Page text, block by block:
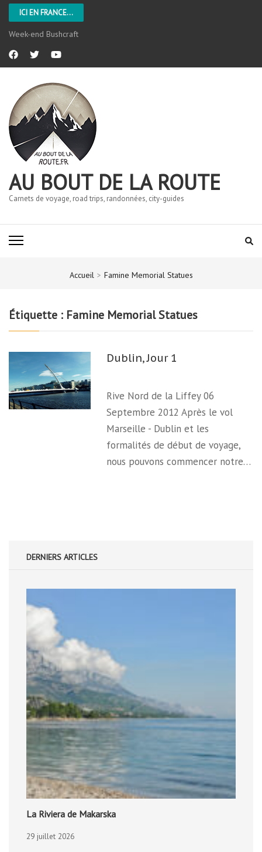
ICI EN FRANCE...
Week-end Bushcraft
AU BOUT DE LA ROUTE
Carnets de voyage, road trips, randonnées, city-guides
Accueil > Famine Memorial Statues
Étiquette : Famine Memorial Statues
Dublin, Jour 1
Rive Nord de la Liffey 06
Septembre 2012 Après le vol
Marseille - Dublin et les
formalités de début de voyage,
nous pouvons commencer notre…
DERNIERS ARTICLES
La Riviera de Makarska
29 juillet 2026